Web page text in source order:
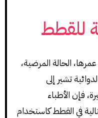
للقطط
الحالة المرضية،
تشير إلى
فإن الأطباء
في القطط كاستخدام